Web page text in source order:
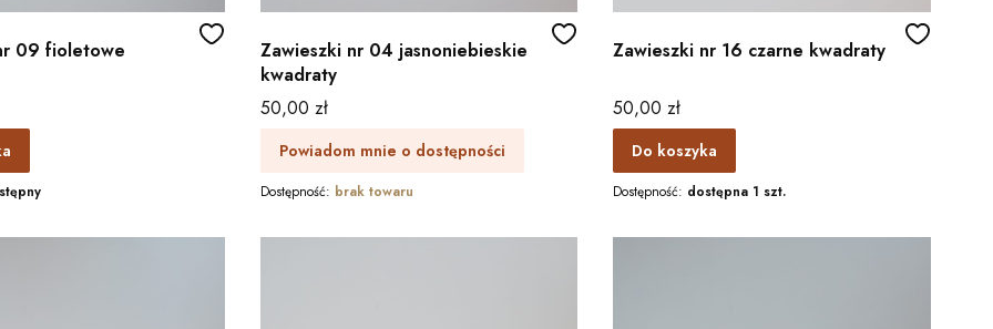
09 fioletowe
Zawieszki nr 04 jasnoniebieskie
kwadraty
Cena
50,00 zł
Powiadom mnie o dostępności
Dostępność: brak towaru
Zawieszki nr 16 czarne kwadraty
Cena
50,00 zł
Do koszyka
Dostępność: dostępna 1 szt.